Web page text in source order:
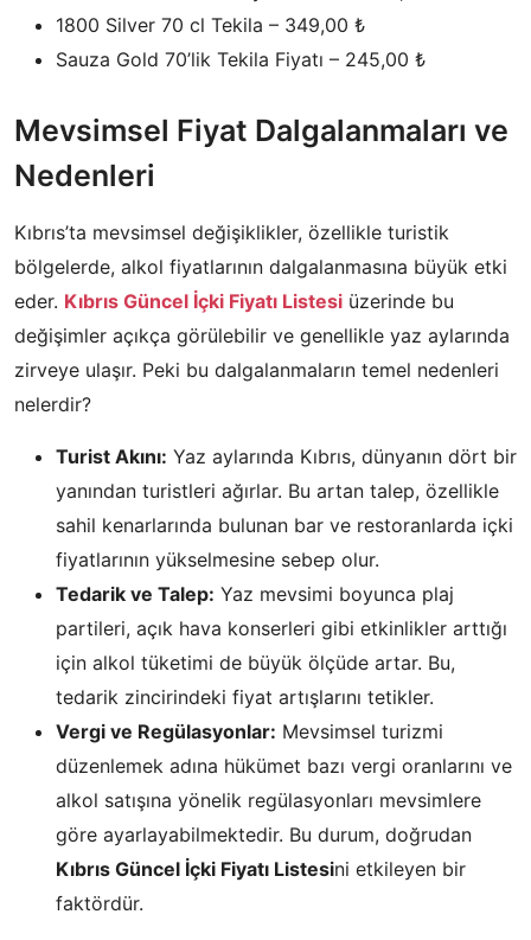
1800 Silver 70 cl Tekila – 349,00 ₺
Sauza Gold 70’lik Tekila Fiyatı – 245,00 ₺
Mevsimsel Fiyat Dalgalanmaları ve
Nedenleri
Kıbrıs’ta mevsimsel değişiklikler, özellikle turistik
bölgelerde, alkol fiyatlarının dalgalanmasına büyük etki
eder. Kıbrıs Güncel İçki Fiyatı Listesi üzerinde bu
değişimler açıkça görülebilir ve genellikle yaz aylarında
zirveye ulaşır. Peki bu dalgalanmaların temel nedenleri
nelerdir?
Turist Akını: Yaz aylarında Kıbrıs, dünyanın dört bir
yanından turistleri ağırlar. Bu artan talep, özellikle
sahil kenarlarında bulunan bar ve restoranlarda içki
fiyatlarının yükselmesine sebep olur.
Tedarik ve Talep: Yaz mevsimi boyunca plaj
partileri, açık hava konserleri gibi etkinlikler arttığı
için alkol tüketimi de büyük ölçüde artar. Bu,
tedarik zincirindeki fiyat artışlarını tetikler.
Vergi ve Regülasyonlar: Mevsimsel turizmi
düzenlemek adına hükümet bazı vergi oranlarını ve
alkol satışına yönelik regülasyonları mevsimlere
göre ayarlayabilmektedir. Bu durum, doğrudan
Kıbrıs Güncel İçki Fiyatı Listesini etkileyen bir
faktördür.